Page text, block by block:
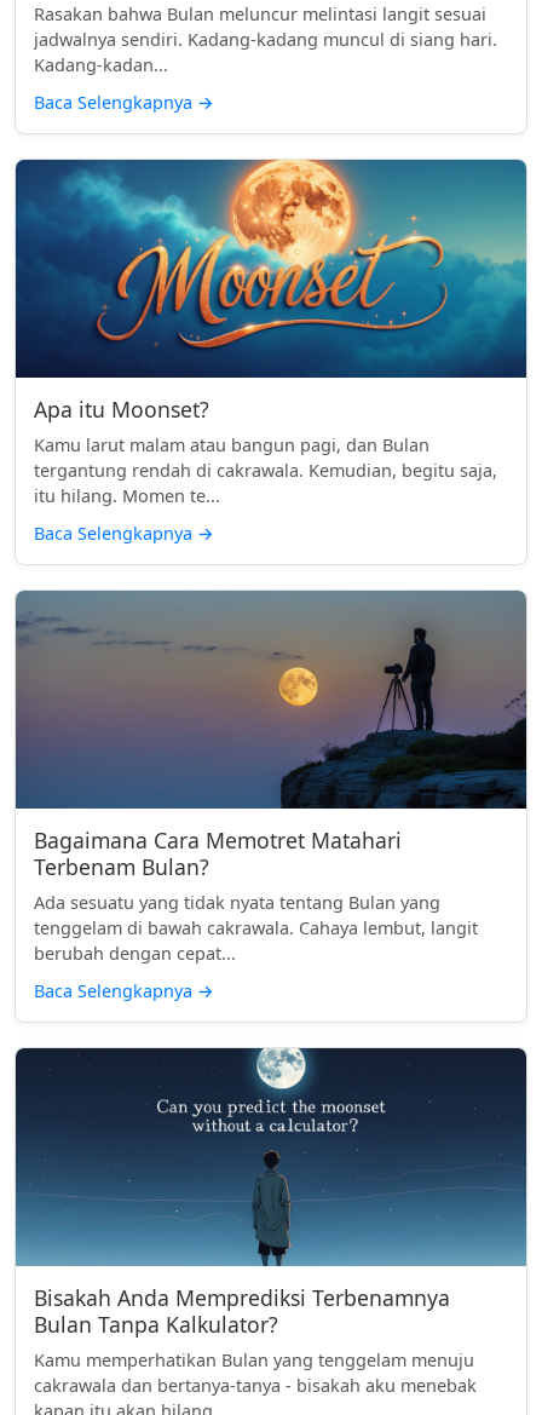
Rasakan bahwa Bulan meluncur melintasi langit sesuai
jadwalnya sendiri. Kadang-kadang muncul di siang hari.
Kadang-kadan...
Baca Selengkapnya →
Apa itu Moonset?
Kamu larut malam atau bangun pagi, dan Bulan
tergantung rendah di cakrawala. Kemudian, begitu saja,
itu hilang. Momen te...
Baca Selengkapnya →
Bagaimana Cara Memotret Matahari
Terbenam Bulan?
Ada sesuatu yang tidak nyata tentang Bulan yang
tenggelam di bawah cakrawala. Cahaya lembut, langit
berubah dengan cepat...
Baca Selengkapnya →
Bisakah Anda Memprediksi Terbenamnya
Bulan Tanpa Kalkulator?
Kamu memperhatikan Bulan yang tenggelam menuju
cakrawala dan bertanya-tanya - bisakah aku menebak